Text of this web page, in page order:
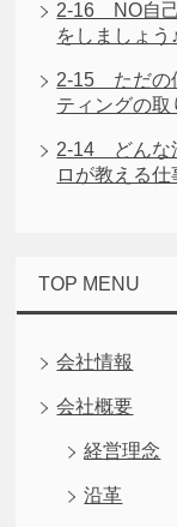
2-16 NO自
をしましょう
2-15 ただの
ティングの取
2-14 どんな
ロが教える
TOP MENU
会社情報
会社概要
経営理念
沿革